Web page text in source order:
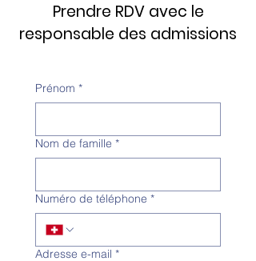
Prendre RDV avec le
responsable des admissions
Prénom *
Nom de famille *
Numéro de téléphone *
Adresse e-mail *